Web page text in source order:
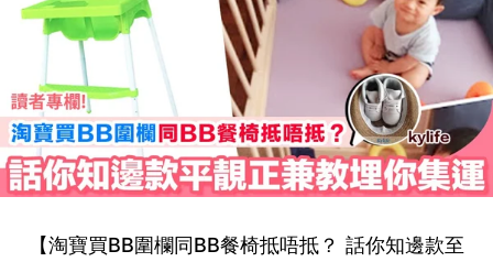
【淘寶買BB圍欄同BB餐椅抵唔抵？ 話你知邊款至